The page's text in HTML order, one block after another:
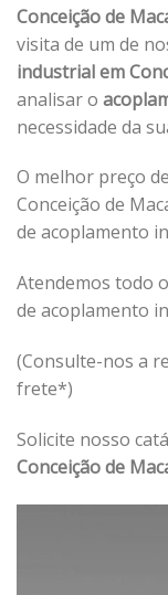
Conceição de
visita de um de
industrial em
analisar o
necessidade da
O melhor preço
Conceição de
de acoplamento
Atendemos todo
de acoplamento
(Consulte-nos a
frete*)
Solicite nosso
Conceição de